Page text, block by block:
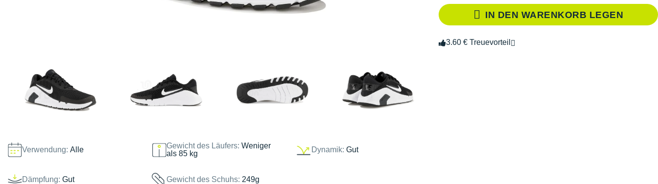
Verwendung: Alle Gewicht des Läufers:Weniger
als 85 kg
Dynamik: Gut
Dämpfung: Gut Gewicht des Schuhs: 249g
IN DEN WARENKORB LEGEN
3.60 € Treuevorteil